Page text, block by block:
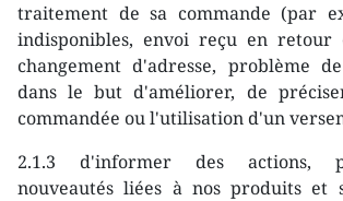
traitement de sa commande (par
indisponibles, envoi reçu en retour
changement d'adresse, problème
dans le but d'améliorer, de
commandée ou l'utilisation d'un
2.1.3 d'informer des actions,
nouveautés liées à nos produits et